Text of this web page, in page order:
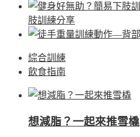
肢訓練分享
綜合訓練
飲食指南
想減脂？一起來推雪橇